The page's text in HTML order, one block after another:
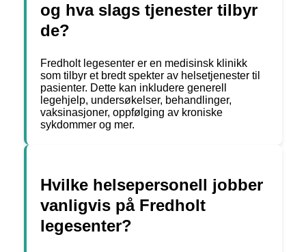
og hva slags tjenester tilbyr
de?
Fredholt legesenter er en medisinsk klinikk
som tilbyr et bredt spekter av helsetjenester til
pasienter. Dette kan inkludere generell
legehjelp, undersøkelser, behandlinger,
vaksinasjoner, oppfølging av kroniske
sykdommer og mer.
Hvilke helsepersonell jobber
vanligvis på Fredholt
legesenter?